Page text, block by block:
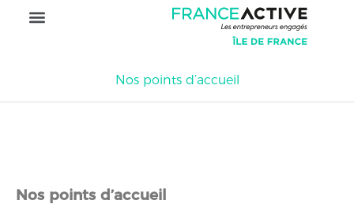
Nos points d’accueil
Nos points d’accueil